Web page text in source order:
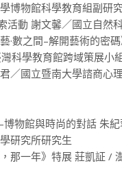
博物館科學教育組副研
動 謝文馨／國立自然
數之間–解開藝術的密
科學教育館跨域策展小
國立暨南大學諮商心
物館與時尚的對話 朱
研究所研究生
那一年》特展 莊凱証 /